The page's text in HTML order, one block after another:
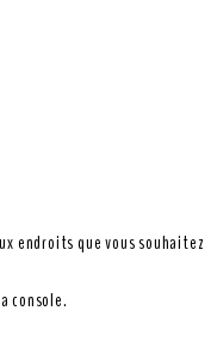
endroits que vous souhaitez
console.